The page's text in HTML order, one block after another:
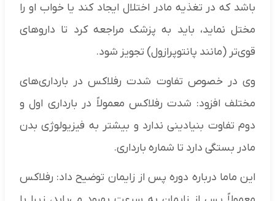
باشد که در تغذیه مادر اختلال ایجاد کند یا خواب او را
مختل نماید، باید به پزشک مراجعه کرد تا داروهای
قوی‌تر (مانند پانتوپرازول) تجویز شود.
وی در خصوص تفاوت شدت رفلاکس در بارداری‌های
مختلف افزود: شدت رفلاکس معمولاً در بارداری اول و
دوم تفاوت بنیادینی ندارد و بیشتر به فیزیولوژی بدن
مادر بستگی دارد تا شماره بارداری.
این ماما درباره دوره پس از زایمان توضیح داد: رفلاکس